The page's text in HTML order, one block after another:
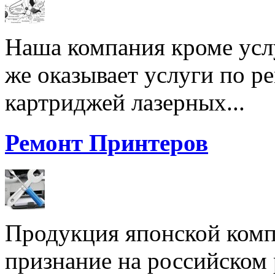
Наша компания кроме
же оказывает услуги по
картриджей лазерных...
Ремонт Принтеров
Продукция японской
признание на